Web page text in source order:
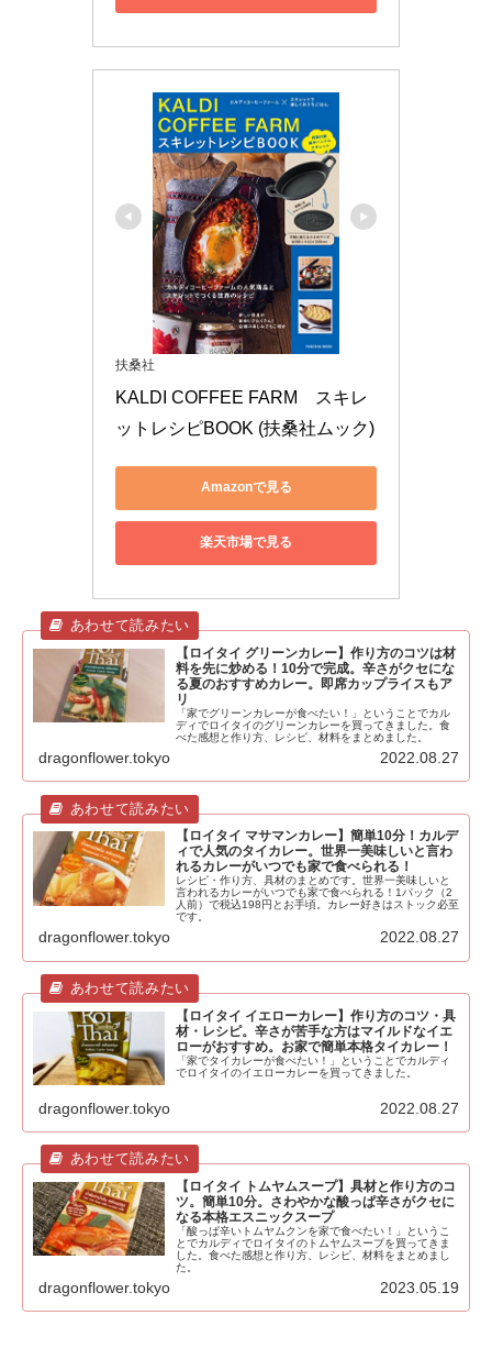
扶桑社
KALDI COFFEE FARM　スキレ
ットレシピBOOK (扶桑社ムック)
Amazonで見る
楽天市場で見る
【ロイタイ グリーンカレー】作り方のコツは材
料を先に炒める！10分で完成。辛さがクセにな
る夏のおすすめカレー。即席カップライスもア
リ
「家でグリーンカレーが食べたい！」ということでカル
ディでロイタイのグリーンカレーを買ってきました。食
べた感想と作り方、レシピ、材料をまとめました。
dragonflower.tokyo 2022.08.27
【ロイタイ マサマンカレー】簡単10分！カルデ
ィで人気のタイカレー。世界一美味しいと言わ
れるカレーがいつでも家で食べられる！
レシピ・作り方、具材のまとめです。世界一美味しいと
言われるカレーがいつでも家で食べられる！1パック（2
人前）で税込198円とお手頃。カレー好きはストック必至
です。
dragonflower.tokyo 2022.08.27
【ロイタイ イエローカレー】作り方のコツ・具
材・レシピ。辛さが苦手な方はマイルドなイエ
ローがおすすめ。お家で簡単本格タイカレー！
「家でタイカレーが食べたい！」ということでカルディ
でロイタイのイエローカレーを買ってきました。
dragonflower.tokyo 2022.08.27
【ロイタイ トムヤムスープ】具材と作り方のコ
ツ。簡単10分。さわやかな酸っぱ辛さがクセに
なる本格エスニックスープ
「酸っぱ辛いトムヤムクンを家で食べたい！」というこ
とでカルディでロイタイのトムヤムスープを買ってきま
した。食べた感想と作り方、レシピ、材料をまとめまし
た。
dragonflower.tokyo 2023.05.19